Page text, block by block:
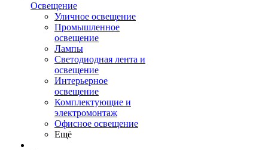
Освещение
Уличное освещение
Промышленное
освещение
Лампы
Светодиодная лента и
освещение
Интерьерное
освещение
Комплектующие и
электромонтаж
Офисное освещение
Ещё